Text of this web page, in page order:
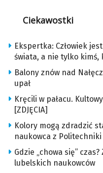
Ciekawostki
Ekspertka: Człowiek
świata, a nie tylko kimś,
Balony znów nad
upał
Kręcili w pałacu.
[ZDJĘCIA]
Kolory mogą zdradzić
naukowca z
Gdzie „chowa się”
lubelskich naukowców